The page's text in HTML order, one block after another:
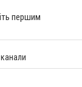
першим